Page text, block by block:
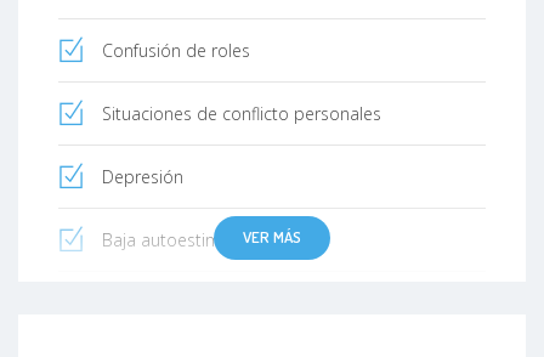
Confusión de roles
Situaciones de conflicto personales
Depresión
Baja autoestima VER MÁS